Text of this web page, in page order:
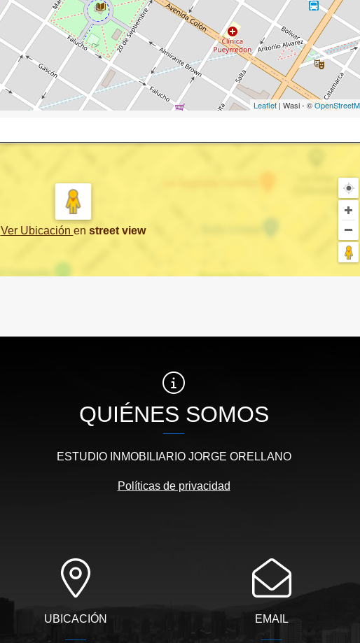
Leaflet| Wasi - ©
Ver Ubicación en street view
QUIÉNES SOMOS
ESTUDIO INMOBILIARIO JORGE ORELLANO
Políticas de privacidad
UBICACIÓN EMAIL